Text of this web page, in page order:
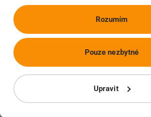
Rozumím
Upravit
Pouze nezbytné